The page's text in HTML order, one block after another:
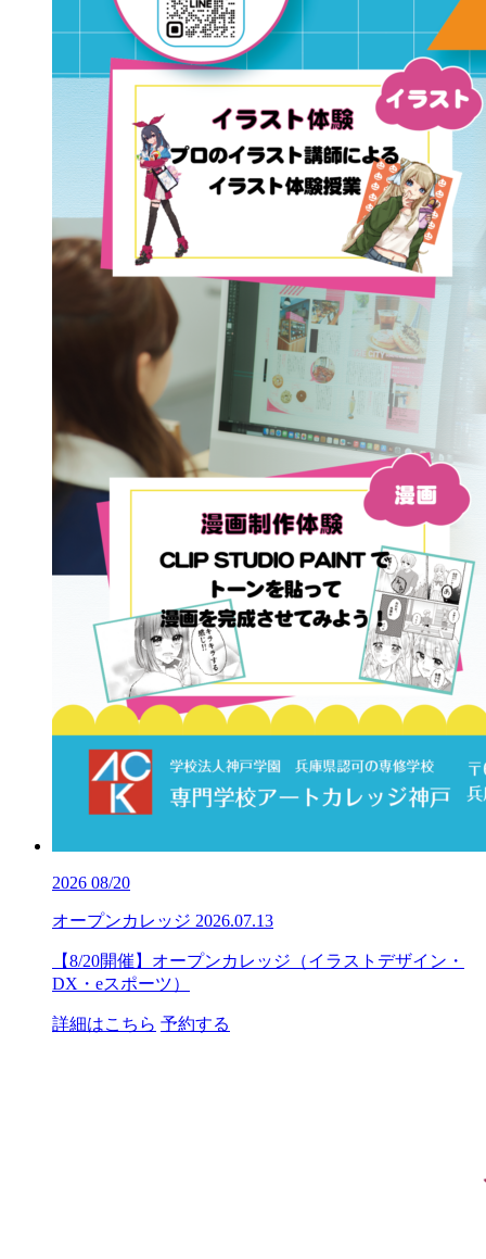
2026 08/20
オープンカレッジ 2026.07.13
【8/20開催】オープンカレッジ（イラストデザイン・
DX・eスポーツ）
詳細はこちら 予約する